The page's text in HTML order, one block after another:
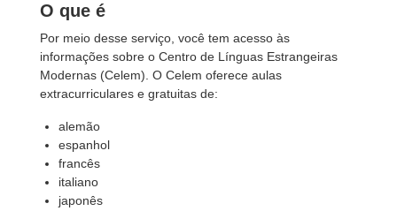
O que é
Por meio desse serviço, você tem acesso às
informações sobre o Centro de Línguas Estrangeiras
Modernas (Celem). O Celem oferece aulas
extracurriculares e gratuitas de:
alemão
espanhol
francês
italiano
japonês